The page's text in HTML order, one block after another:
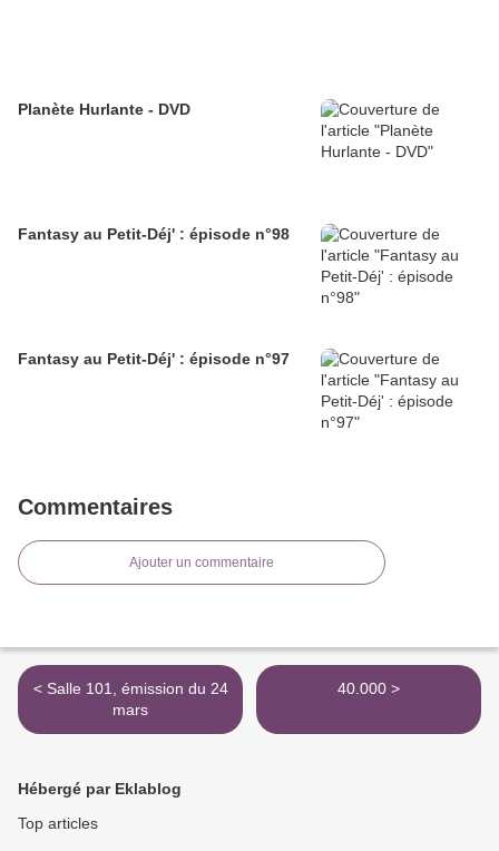
Planète Hurlante - DVD
Fantasy au Petit-Déj' : épisode n°98
Fantasy au Petit-Déj' : épisode n°97
Commentaires
Ajouter un commentaire
< Salle 101, émission du 24
mars
40.000 >
Hébergé par Eklablog
Top articles